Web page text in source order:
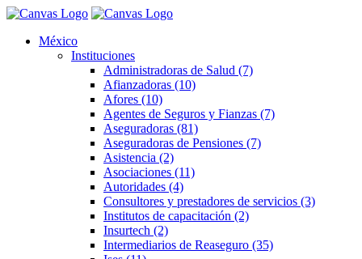
México
Instituciones
Administradoras de Salud (7)
Afianzadoras (10)
Afores (10)
Agentes de Seguros y Fianzas (7)
Aseguradoras (81)
Aseguradoras de Pensiones (7)
Asistencia (2)
Asociaciones (11)
Autoridades (4)
Consultores y prestadores de servicios (3)
Institutos de capacitación (2)
Insurtech (2)
Intermediarios de Reaseguro (35)